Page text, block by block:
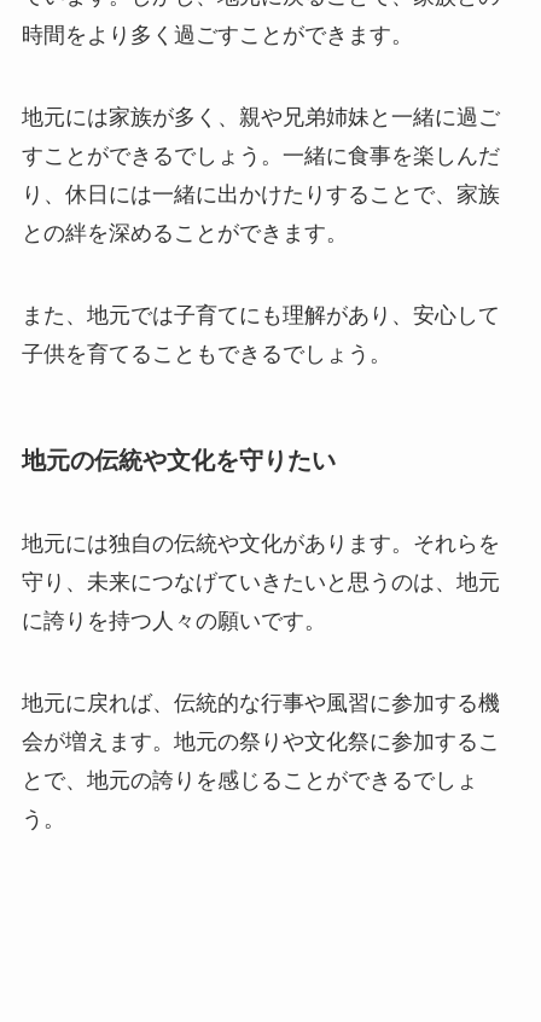
時間をより多く過ごすことができます。
地元には家族が多く、親や兄弟姉妹と一緒に過ご
すことができるでしょう。一緒に食事を楽しんだ
り、休日には一緒に出かけたりすることで、家族
との絆を深めることができます。
また、地元では子育てにも理解があり、安心して
子供を育てることもできるでしょう。
地元の伝統や文化を守りたい
地元には独自の伝統や文化があります。それらを
守り、未来につなげていきたいと思うのは、地元
に誇りを持つ人々の願いです。
地元に戻れば、伝統的な行事や風習に参加する機
会が増えます。地元の祭りや文化祭に参加するこ
とで、地元の誇りを感じることができるでしょ
う。